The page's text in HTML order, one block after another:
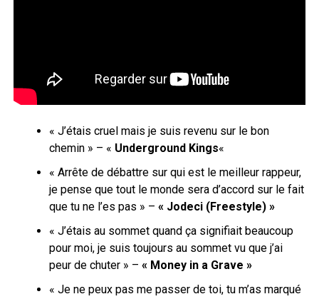
« J’étais cruel mais je suis revenu sur le bon
chemin » – « Underground Kings«
« Arrête de débattre sur qui est le meilleur rappeur,
je pense que tout le monde sera d’accord sur le fait
que tu ne l’es pas » – « Jodeci (Freestyle) »
« J’étais au sommet quand ça signifiait beaucoup
pour moi, je suis toujours au sommet vu que j’ai
peur de chuter » – « Money in a Grave »
« Je ne peux pas me passer de toi, tu m’as marqué